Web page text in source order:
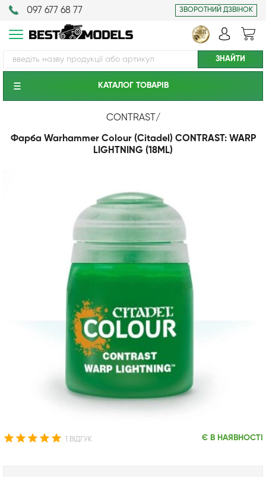
097 677 68 77 ЗВОРОТНИЙ ДЗВІНОК
КАТАЛОГ ТОВАРIВ
CONTRAST /
Фарба Warhammer Colour (Citadel) CONTRAST: WARP
LIGHTNING (18ML)
1 ВІДГУК Є В НАЯВНОСТІ